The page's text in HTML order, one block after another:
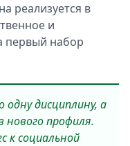
реализуется в
и
первый набор
дисциплину, а
нового профиля.
к социальной